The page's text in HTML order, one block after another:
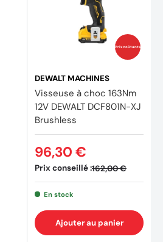
Prix coûtants
DEWALT MACHINES
Visseuse à choc 163Nm
12V DEWALT DCF801N-XJ
Brushless
Prix conseillé :162,00 €
96,30 €
En stock
Ajouter au panier